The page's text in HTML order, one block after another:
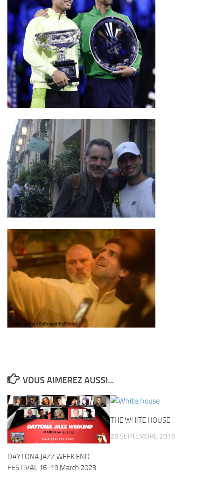
VOUS AIMEREZ AUSSI...
DAYTONA JAZZ WEEK END
FESTIVAL 16-19 March 2023
THE WHITE HOUSE
26 SEPTEMBRE 2016